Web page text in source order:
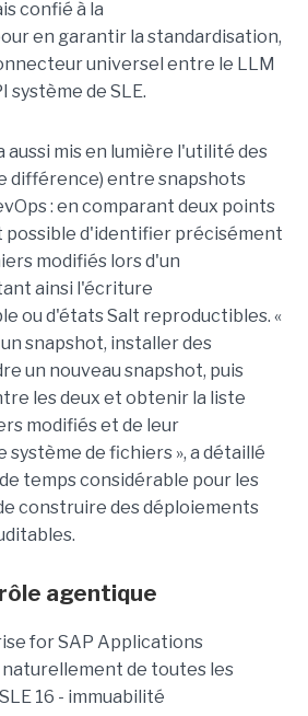
confié à la
en garantir la standardisation,
universel entre le LLM
système de SLE.
aussi mis en lumière l'utilité des
différence) entre snapshots
: en comparant deux points
possible d'identifier précisément
modifiés lors d'un
ainsi l'écriture
ou d'états Salt reproductibles. «
snapshot, installer des
un nouveau snapshot, puis
les deux et obtenir la liste
modifiés et de leur
système de fichiers », a détaillé
temps considérable pour les
construire des déploiements
agentique
for SAP Applications
naturellement de toutes les
16 - immuabilité